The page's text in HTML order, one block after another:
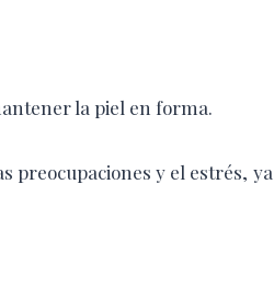
la piel en forma.
preocupaciones y el estrés, ya